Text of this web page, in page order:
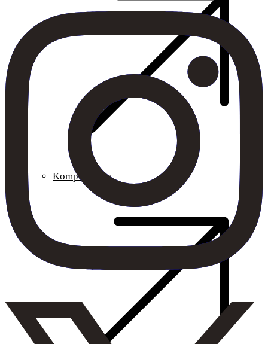
Komponenter